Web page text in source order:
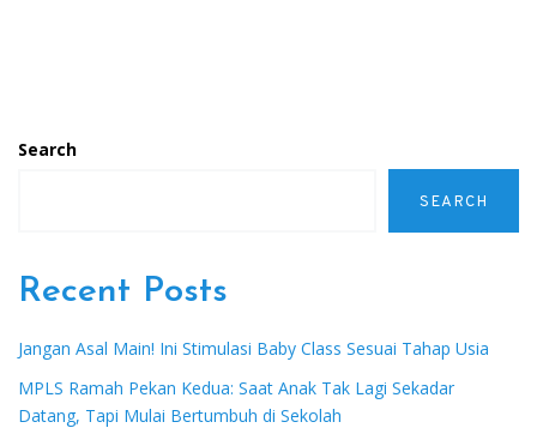
Search
SEARCH
Recent Posts
Jangan Asal Main! Ini Stimulasi Baby Class Sesuai Tahap Usia
MPLS Ramah Pekan Kedua: Saat Anak Tak Lagi Sekadar
Datang, Tapi Mulai Bertumbuh di Sekolah